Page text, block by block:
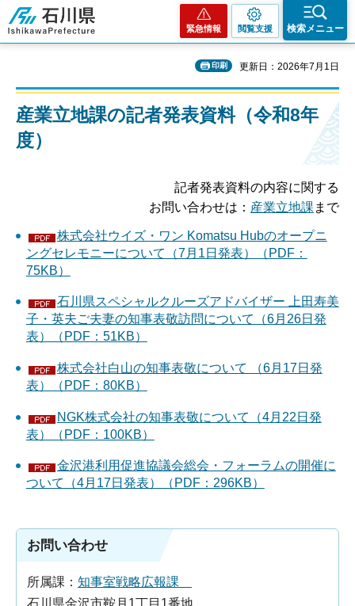
石川県
緊急情報 閲覧支援 検索メニュー
印刷 更新日：2026年7月1日
産業立地課の記者発表資料（令和8年
度）
記者発表資料の内容に関する
お問い合わせは： 産業立地課 まで
株式会社ウイズ・ワン Komatsu Hubのオープニ
ングセレモニーについて（7月1日発表）（PDF：
75KB）
石川県スペシャルクルーズアドバイザー 上田寿美
子・英夫ご夫妻の知事表敬訪問について（6月26日発
表）（PDF：51KB）
株式会社白山の知事表敬について （6月17日発
表）（PDF：80KB）
NGK株式会社の知事表敬について（4月22日発
表）（PDF：100KB）
金沢港利用促進協議会総会・フォーラムの開催に
ついて（4月17日発表）（PDF：296KB）
お問い合わせ
所属課： 知事室戦略広報課
石川県金沢市鞍月1丁目1番地